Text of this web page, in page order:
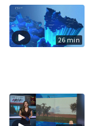
26 min